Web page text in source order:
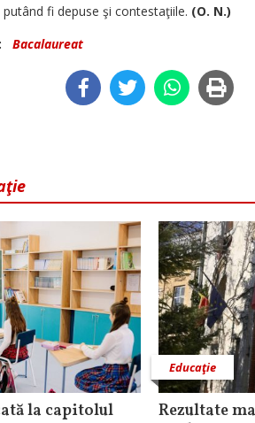
fi depuse şi contestaţiile. (O. N.)
Bacalaureat
la capitolul
Educaţie
Rezultate